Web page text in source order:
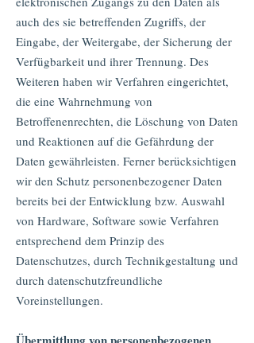
auch des sie betreffenden Zugriffs, der
Eingabe, der Weitergabe, der Sicherung der
Verfügbarkeit und ihrer Trennung. Des
Weiteren haben wir Verfahren eingerichtet,
die eine Wahrnehmung von
Betroffenenrechten, die Löschung von Daten
und Reaktionen auf die Gefährdung der
Daten gewährleisten. Ferner berücksichtigen
wir den Schutz personenbezogener Daten
bereits bei der Entwicklung bzw. Auswahl
von Hardware, Software sowie Verfahren
entsprechend dem Prinzip des
Datenschutzes, durch Technikgestaltung und
durch datenschutzfreundliche
Voreinstellungen.